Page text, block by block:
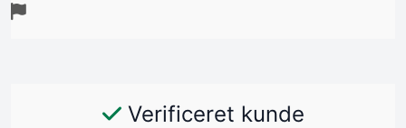
Verificeret kunde